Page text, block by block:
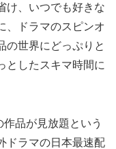
け、いつでも好きな
、ドラマのスピンオ
の世界にどっぷりと
としたスキマ時間に
品が見放題という
ドラマの日本最速配